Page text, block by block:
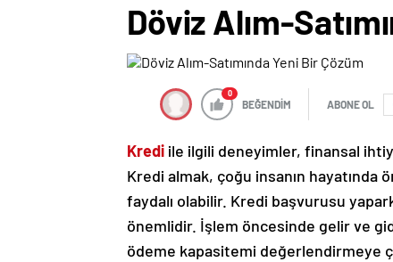
Döviz Alım-
0
BEĞENDİM ABONE OL
Kredi ile ilgili deneyimler, finansal
Kredi almak, çoğu insanın
faydalı olabilir. Kredi başvurusu
önemlidir. İşlem öncesinde gelir ve
ödeme kapasitemi değerlendirmeye